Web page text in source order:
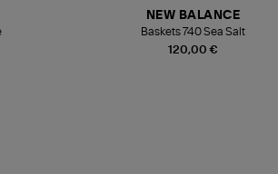
120,00 €
NEW BALANCE
Baskets 740 Sea Salt